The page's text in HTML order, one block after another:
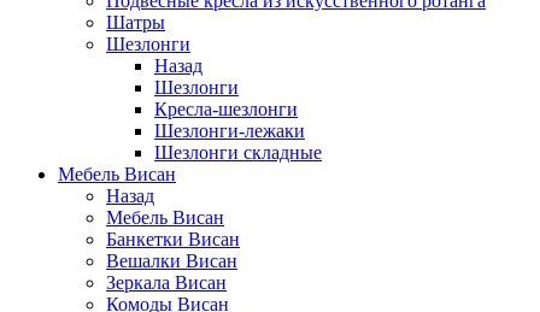
Шатры
Шезлонги
Назад
Шезлонги
Кресла-шезлонги
Шезлонги-лежаки
Шезлонги складные
Мебель Висан
Назад
Мебель Висан
Банкетки Висан
Вешалки Висан
Зеркала Висан
Комоды Висан